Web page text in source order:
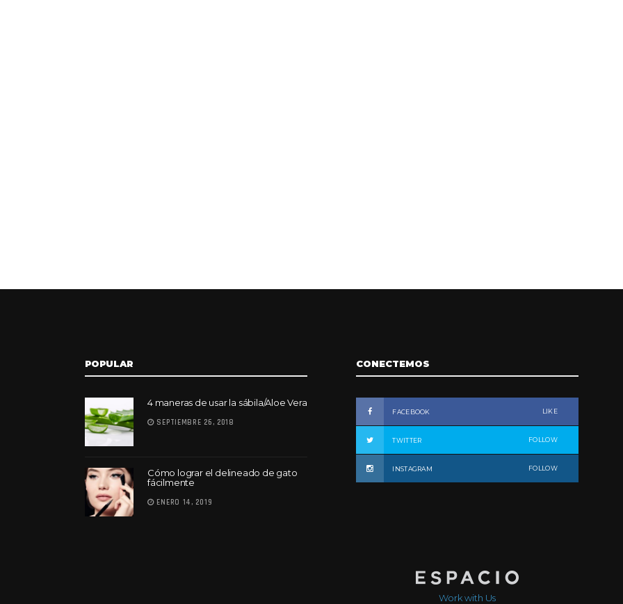
POPULAR
4 maneras de usar la sábila/Aloe Vera
SEPTIEMBRE 26, 2018
Cómo lograr el delineado de gato
fácilmente
ENERO 14, 2019
CONECTEMOS
FACEBOOK LIKE
TWITTER FOLLOW
INSTAGRAM FOLLOW
Work with Us